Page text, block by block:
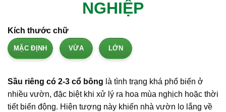
Kích thước chữ
MẶC ĐỊNH VỪA LỚN
Sầu riêng có 2-3 cổ bông là tình trạng khá phổ biến ở
nhiều vườn, đặc biệt khi xử lý ra hoa mùa nghịch hoặc thời
tiết biến động. Hiện tượng này khiến nhà vườn lo lắng về